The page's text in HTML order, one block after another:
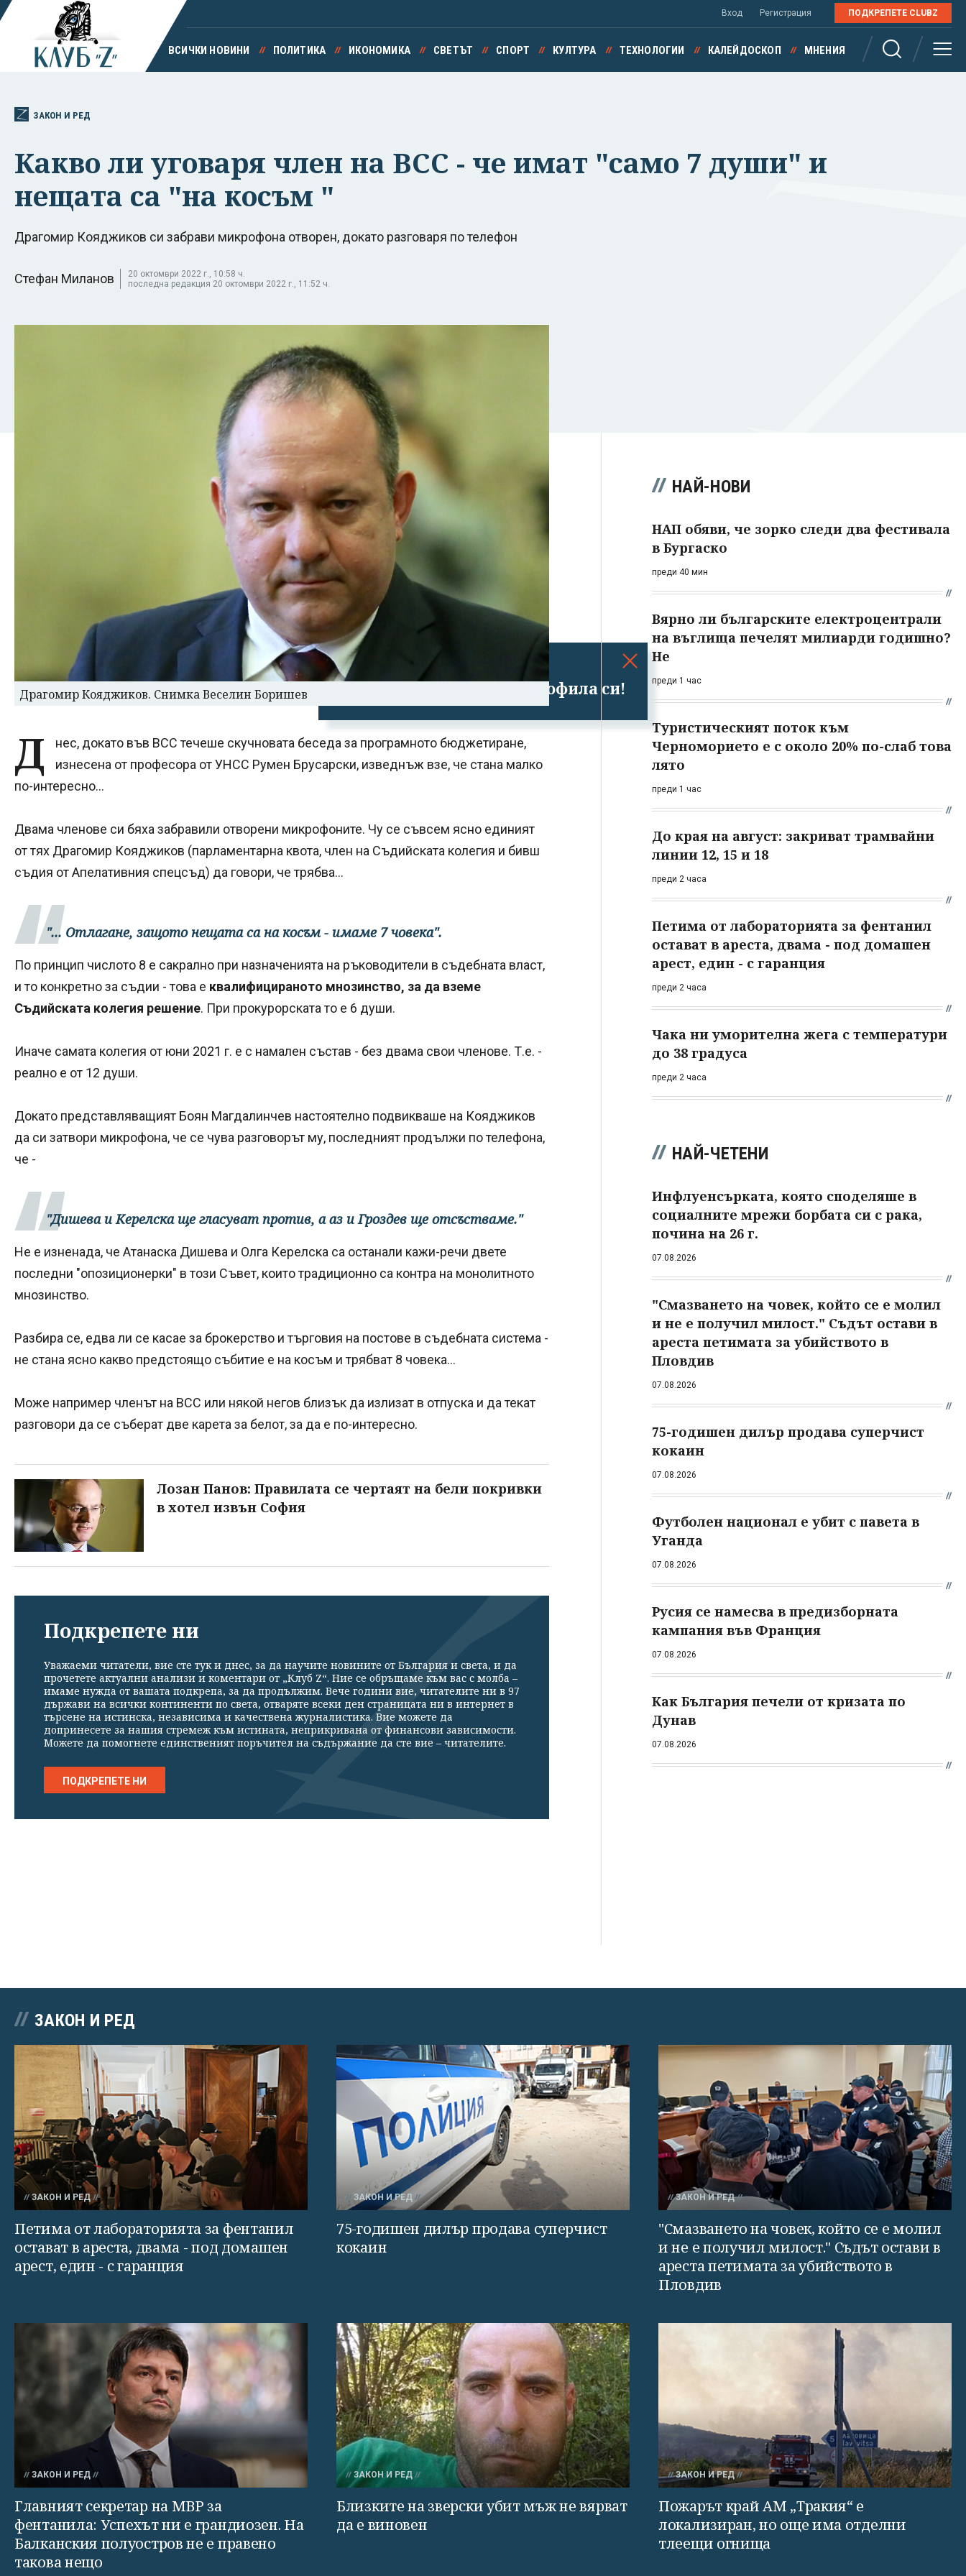
Успешно излязохте от профила си!
Вход Регистрация ПОДКРЕПЕТЕ CLUBZ
ВСИЧКИ НОВИНИ ПОЛИТИКА ИКОНОМИКА СВЕТЪТ СПОРТ КУЛТУРА ТЕХНОЛОГИИ КАЛЕЙДОСКОП МНЕНИЯ
ЗАКОН И РЕД
Какво ли уговаря член на ВСС - че имат "само 7 души" и
нещата са "на косъм "
Драгомир Кояджиков си забрави микрофона отворен, докато разговаря по телефон
Стефан Миланов
20 октомври 2022 г., 10:58 ч.
последна редакция 20 октомври 2022 г., 11:52 ч.
Драгомир Кояджиков. Снимка Веселин Боришев
Д
нес, докато във ВСС течеше скучновата беседа за програмното бюджетиране,
изнесена от професора от УНСС Румен Брусарски, изведнъж взе, че стана малко
по-интересно...
Двама членове си бяха забравили отворени микрофоните. Чу се съвсем ясно единият
от тях Драгомир Кояджиков (парламентарна квота, член на Съдийската колегия и бивш
съдия от Апелативния спецсъд) да говори, че трябва...
"... Отлагане, защото нещата са на косъм - имаме 7 човека".
По принцип числото 8 е сакрално при назначенията на ръководители в съдебната власт,
и то конкретно за съдии - това е квалифицираното мнозинство, за да вземе
Съдийската колегия решение. При прокурорската то е 6 души.
Иначе самата колегия от юни 2021 г. е с намален състав - без двама свои членове. Т.е. -
реално е от 12 души.
Докато представляващият Боян Магдалинчев настоятелно подвикваше на Кояджиков
да си затвори микрофона, че се чува разговорът му, последният продължи по телефона,
че -
"Дишева и Керелска ще гласуват против, а аз и Гроздев ще отсъстваме."
Не е изненада, че Атанаска Дишева и Олга Керелска са останали кажи-речи двете
последни "опозиционерки" в този Съвет, които традиционно са контра на монолитното
мнозинство.
Разбира се, едва ли се касае за брокерство и търговия на постове в съдебната система -
не стана ясно какво предстоящо събитие е на косъм и трябват 8 човека...
Може например членът на ВСС или някой негов близък да излизат в отпуска и да текат
разговори да се съберат две карета за белот, за да е по-интересно.
Лозан Панов: Правилата се чертаят на бели покривки
в хотел извън София
Подкрепете ни
Уважаеми читатели, вие сте тук и днес, за да научите новините от България и света, и да
прочетете актуални анализи и коментари от „Клуб Z“. Ние се обръщаме към вас с молба –
имаме нужда от вашата подкрепа, за да продължим. Вече години вие, читателите ни в 97
държави на всички континенти по света, отваряте всеки ден страницата ни в интернет в
търсене на истинска, независима и качествена журналистика. Вие можете да
допринесете за нашия стремеж към истината, неприкривана от финансови зависимости.
Можете да помогнете единственият поръчител на съдържание да сте вие – читателите.
ПОДКРЕПЕТЕ НИ
НАЙ-НОВИ
НАП обяви, че зорко следи два фестивала
в Бургаско
преди 40 мин
Вярно ли българските електроцентрали
на въглища печелят милиарди годишно?
Не
преди 1 час
Туристическият поток към
Черноморието е с около 20% по-слаб това
лято
преди 1 час
До края на август: закриват трамвайни
линии 12, 15 и 18
преди 2 часа
Петима от лабораторията за фентанил
остават в ареста, двама - под домашен
арест, един - с гаранция
преди 2 часа
Чака ни уморителна жега с температури
до 38 градуса
преди 2 часа
НАЙ-ЧЕТЕНИ
Инфлуенсърката, която споделяше в
социалните мрежи борбата си с рака,
почина на 26 г.
07.08.2026
"Смазването на човек, който се е молил
и не е получил милост." Съдът остави в
ареста петимата за убийството в
Пловдив
07.08.2026
75-годишен дилър продава суперчист
кокаин
07.08.2026
Футболен национал е убит с павета в
Уганда
07.08.2026
Русия се намесва в предизборната
кампания във Франция
07.08.2026
Как България печели от кризата по
Дунав
07.08.2026
ЗАКОН И РЕД
ЗАКОН И РЕД
Петима от лабораторията за фентанил
остават в ареста, двама - под домашен
арест, един - с гаранция
ЗАКОН И РЕД
75-годишен дилър продава суперчист
кокаин
ЗАКОН И РЕД
"Смазването на човек, който се е молил
и не е получил милост." Съдът остави в
ареста петимата за убийството в
Пловдив
ЗАКОН И РЕД
Главният секретар на МВР за
фентанила: Успехът ни е грандиозен. На
Балканския полуостров не е правено
такова нещо
ЗАКОН И РЕД
Близките на зверски убит мъж не вярват
да е виновен
ЗАКОН И РЕД
Пожарът край АМ „Тракия“ е
локализиран, но още има отделни
тлеещи огнища